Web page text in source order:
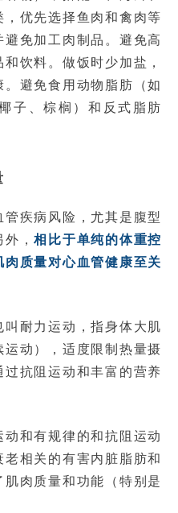
优先选择鱼肉和禽肉等
免加工肉制品。避免高
饮料。做饭时少加盐，
避免食用动物脂肪（如
子、棕榈）和反式脂肪
疾病风险，尤其是腹型
外，相比于单纯的体重控
质量对心血管健康至关
耐力运动，指身体大肌
动），适度限制热量摄
抗阻运动和丰富的营养
和有规律的和抗阻运动
相关的有害内脏脂肪和
肉质量和功能（特别是